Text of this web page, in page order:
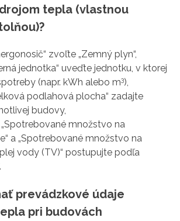
tepla (vlastnou
zvoľte „Zemný plyn“,
jednotka“ uveďte jednotku, v ktorej
(napr. kWh alebo m3),
podlahová plocha“ zadajte
budovy,
množstvo na
a „Spotrebované množstvo na
vody (TV)“ postupujte podľa
prevádzkové údaje
pri budovách